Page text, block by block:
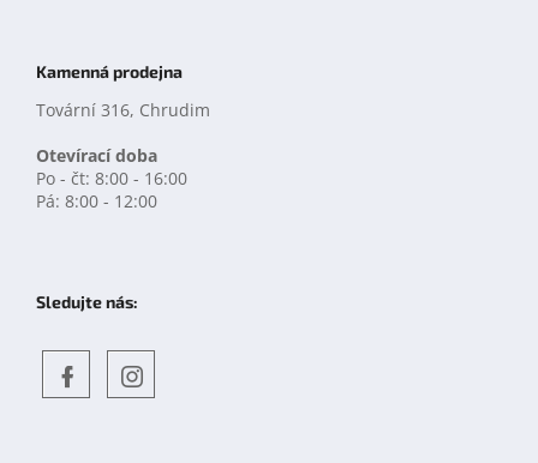
Kamenná prodejna
Tovární 316, Chrudim
Otevírací doba
Po - čt: 8:00 - 16:00
Pá: 8:00 - 12:00
Sledujte nás: